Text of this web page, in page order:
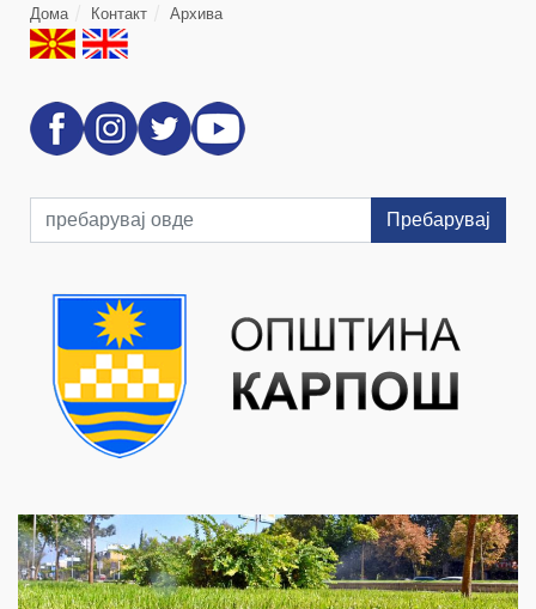
Дома Контакт Архива
Пребарувај